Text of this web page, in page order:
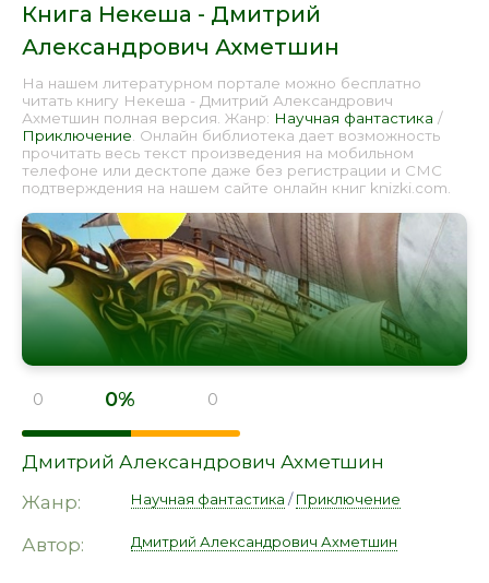
Книга Некеша - Дмитрий
Александрович Ахметшин
На нашем литературном портале можно бесплатно
читать книгу Некеша - Дмитрий Александрович
Ахметшин полная версия. Жанр: Научная фантастика /
Приключение . Онлайн библиотека дает возможность
прочитать весь текст произведения на мобильном
телефоне или десктопе даже без регистрации и СМС
подтверждения на нашем сайте онлайн книг knizki.com.
0 0% 0
Дмитрий Александрович Ахметшин
Жанр:
Научная фантастика /Приключение
Автор: Дмитрий Александрович Ахметшин